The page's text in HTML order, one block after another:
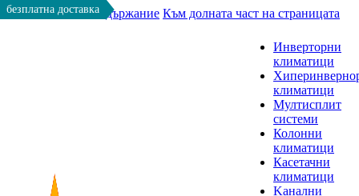
Към основното съдържание Към долната част на страницата
Инверторни
климатици
климатици
Мултисплит
системи
Колонни
климатици
Касетачни
климатици
Kанални
безплатна доставка